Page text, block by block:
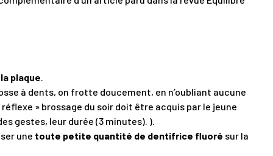
plaque
à dents, on frotte doucement, en n’oubliant aucune
» brossage du soir doit être acquis par le jeune
gestes, leur durée (3 minutes). ).
une toute petite quantité de dentifrice fluoré sur la